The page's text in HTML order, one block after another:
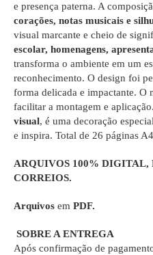
e presença paterna. A
corações, notas musicais e
visual marcante e cheio de
escolar, homenagens,
transforma o ambiente em um
reconhecimento. O design foi
forma delicada e impactante. O
facilitar a montagem e
visual, é uma decoração
e inspira. Total de 26 páginas
ARQUIVOS 100% DIGITAL,
CORREIOS.
Arquivos em PDF.
SOBRE A ENTREGA
Após confirmação de